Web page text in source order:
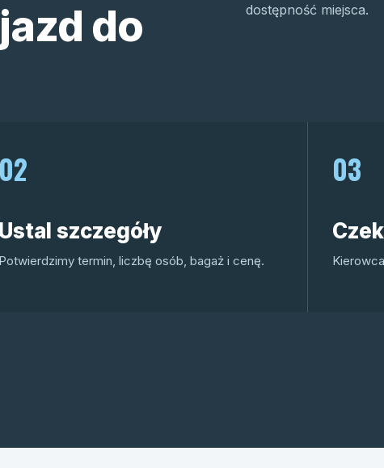
do
dostępność miejsca.
02
Ustal szczegóły
Potwierdzimy termin, liczbę osób, bagaż i cenę.
03